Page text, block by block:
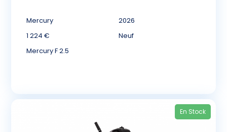
Mercury
2026
1 224 €
Neuf
Mercury F 2.5
En Stock